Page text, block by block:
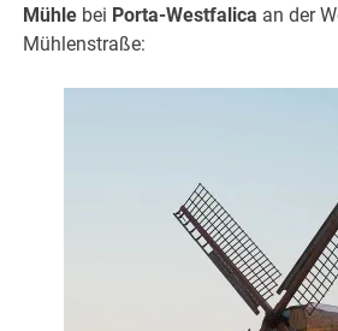
Mühle bei Porta-Westfalica an der
Mühlenstraße: